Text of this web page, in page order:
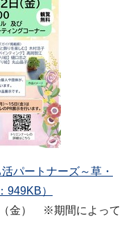
パートナーズ～草・
949KB）
（金） ※期間によって